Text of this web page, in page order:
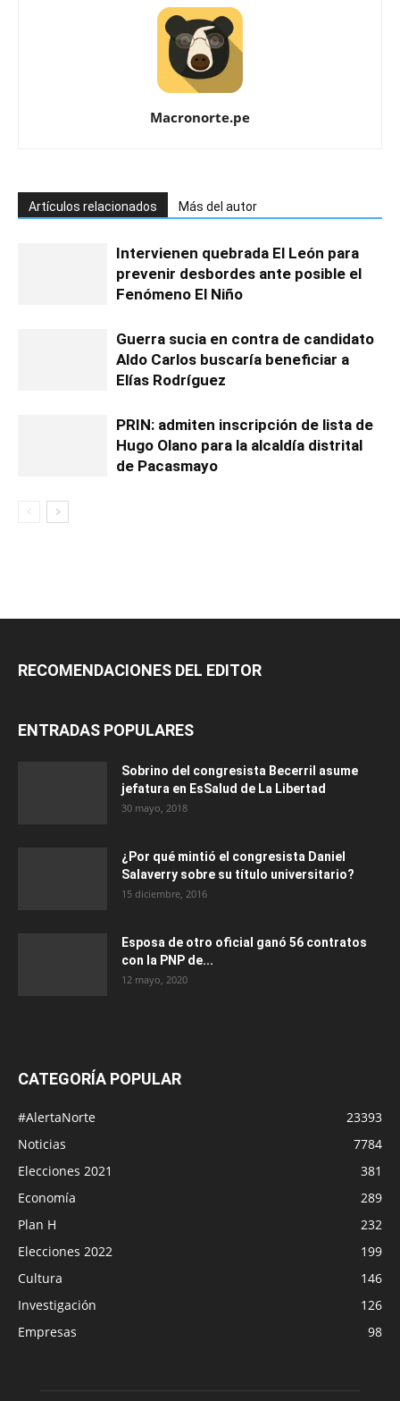
Macronorte.pe
Artículos relacionados Más del autor
Intervienen quebrada El León para
prevenir desbordes ante posible el
Fenómeno El Niño
Guerra sucia en contra de candidato
Aldo Carlos buscaría beneficiar a
Elías Rodríguez
PRIN: admiten inscripción de lista de
Hugo Olano para la alcaldía distrital
de Pacasmayo
RECOMENDACIONES DEL EDITOR
ENTRADAS POPULARES
Sobrino del congresista Becerril asume
jefatura en EsSalud de La Libertad
30 mayo, 2018
¿Por qué mintió el congresista Daniel
Salaverry sobre su título universitario?
15 diciembre, 2016
Esposa de otro oficial ganó 56 contratos
con la PNP de...
12 mayo, 2020
CATEGORÍA POPULAR
#AlertaNorte
23393
Noticias
7784
Elecciones 2021
381
Economía
289
Plan H
232
Elecciones 2022
199
Cultura
146
Investigación
126
Empresas
98